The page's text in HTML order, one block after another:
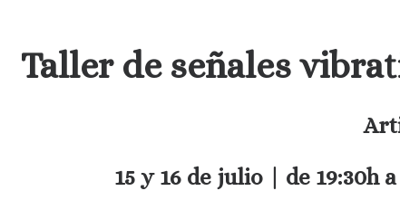
Taller de señales
15 y 16 de julio | de 19:30h